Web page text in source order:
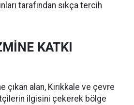
tarafından sıkça tercih
KATKI
çıkan alan, Kırıkkale ve çevre
ilgisini çekerek bölge